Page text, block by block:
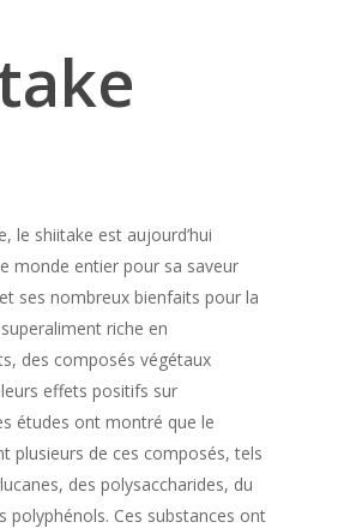
le shiitake est aujourd’hui
monde entier pour sa saveur
ses nombreux bienfaits pour la
superaliment riche en
des composés végétaux
effets positifs sur
études ont montré que le
plusieurs de ces composés, tels
des polysaccharides, du
polyphénols. Ces substances ont